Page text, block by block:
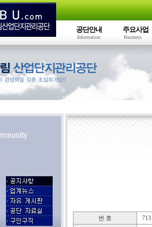
공단안내
Information
주요사업
Business
번 호
713